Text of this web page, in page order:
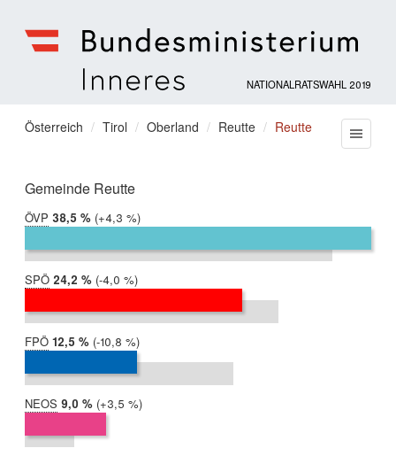
für
Inneres
NATIONALRATSWAHL 2019
Sie
hier:
Österreich Tirol Oberland Reutte Reutte
Gemeinde Reutte
ÖVP 2019:
38,5 %
2017:
34,3 %
Differenz:
+4,3 %
SPÖ 2019:
24,2 %
2017:
28,2 %
Differenz:
-4,0 %
FPÖ 2019:
12,5 %
2017:
23,2 %
Differenz:
-10,8 %
NEOS 2019:
9,0 %
2017:
5,5 %
Differenz:
+3,5 %